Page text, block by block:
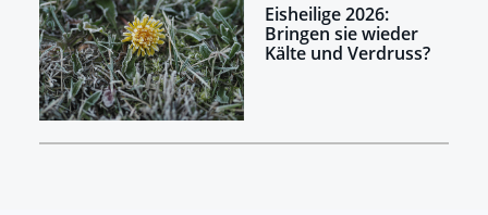
Eisheilige 2026:
Bringen sie wieder
Kälte und Verdruss?